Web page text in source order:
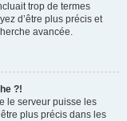
trop de termes
d’être plus précis et
avancée.
?!
le serveur puisse les
plus précis dans les